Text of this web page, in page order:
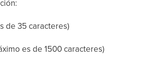
de 35 caracteres)
es de 1500 caracteres)